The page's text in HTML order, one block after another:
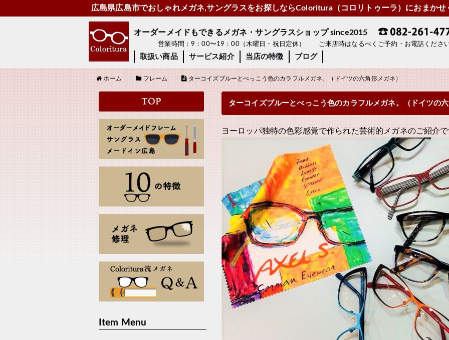
広島県広島市でおしゃれメガネ,サングラスをお探しならColoritura（コロリトゥーラ）におまかせ
オーダーメイドもできるメガネ・サングラスショップ since2015
営業時間：9：00〜19：00（木曜日・祝日定休） ご来店時はなるべくご予約・お電話くださ
取扱い商品 サービス紹介 当店の特徴 ブログ
ホーム フレーム ターコイズブルーとべっこう色のカラフルメガネ。（ドイツの六角形メガネ）
ターコイズブルーとべっこう色のカラフルメガネ。（ドイツの
ヨーロッパ独特の色彩感覚で作られた芸術的メガネのご紹介
Item Menu